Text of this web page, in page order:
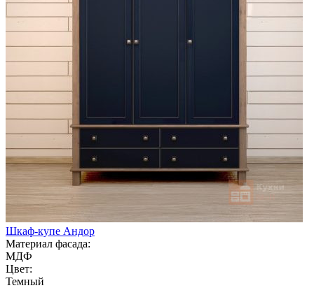
Шкаф-купе Андор
Материал фасада:
МДФ
Цвет:
Темный